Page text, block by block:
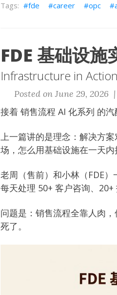
fde career opc
FDE 基础设
Infrastructure in
Posted on June 29, 2026 |
接着 销售流程 AI 化系列 的汽
上一篇讲的是理念：解决方
场，怎么用基础设施在一天
老周（售前）和小林（FDE
每天处理 50+ 客户咨询、20+
问题是：销售流程全靠人肉
死了。